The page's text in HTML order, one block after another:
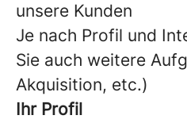
unsere Kunden
Je nach Profil und
Sie auch weitere
Akquisition, etc.)
Ihr Profil